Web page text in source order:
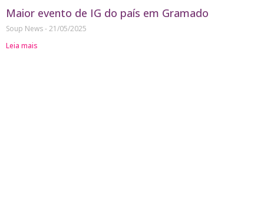
Maior evento de IG do país em Gramado
Soup News 21/05/2025
Leia mais